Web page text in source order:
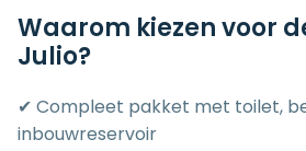
Waarom kiezen voor
Julio?
✔ Compleet pakket met toilet,
inbouwreservoir